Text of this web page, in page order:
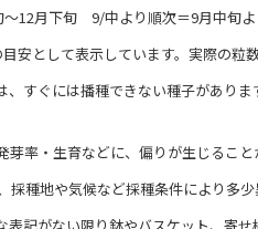
～12月下旬 9/中より順次＝9月中旬
安として表示しています。実際の粒
、すぐには播種できない種子があり
率・生育などに、偏りが生じること
採種地や気候など採種条件により多少